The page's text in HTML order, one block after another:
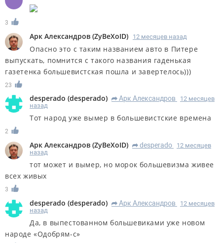
3
Арк Александров (ZyBeXoID) 12 месяцев назад
Опасно это с таким названием авто в Питере
выпускать, помнится с такого названия гаденькая
газетенка большевистская пошла и завертелось)))
23
desperado (desperado) R Арк Александров
12 месяцев
назад
Тот народ уже вымер в большевистские времена
2
Арк Александров (ZyBeXoID) R desperado
12 месяцев
назад
тот может и вымер, но морок большевизма живее
всех живых
3
desperado (desperado) R Арк Александров
12 месяцев
назад
Да, в выпестованном большевиками уже новом
народе «Одобрям-с»